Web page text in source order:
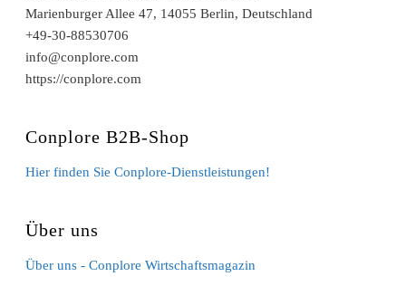
Marienburger Allee 47, 14055 Berlin, Deutschland
+49-30-88530706
info@conplore.com
https://conplore.com
Conplore B2B-Shop
Hier finden Sie Conplore-Dienstleistungen!
Über uns
Über uns - Conplore Wirtschaftsmagazin